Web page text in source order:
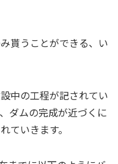
貰うことができる、い
中の工程が記されてい
ダムの完成が近づくに
ていきます。